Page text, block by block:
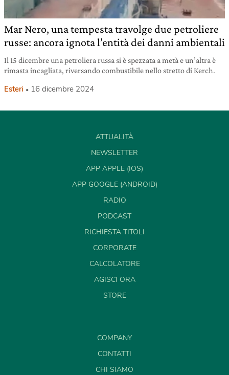
Mar Nero, una tempesta travolge due petroliere
russe: ancora ignota l’entità dei danni ambientali
Il 15 dicembre una petroliera russa si è spezzata a metà e un’altra è
rimasta incagliata, riversando combustibile nello stretto di Kerch.
Esteri 16 dicembre 2024
ATTUALITÀ
NEWSLETTER
APP APPLE (IOS)
APP GOOGLE (ANDROID)
RADIO
PODCAST
RICHIESTA TITOLI
CORPORATE
CALCOLATORE
AGISCI ORA
STORE
COMPANY
CONTATTI
CHI SIAMO